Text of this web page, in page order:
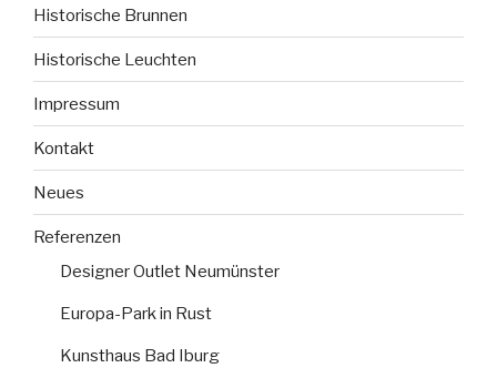
Historische Brunnen
Historische Leuchten
Impressum
Kontakt
Neues
Referenzen
Designer Outlet Neumünster
Europa-Park in Rust
Kunsthaus Bad Iburg